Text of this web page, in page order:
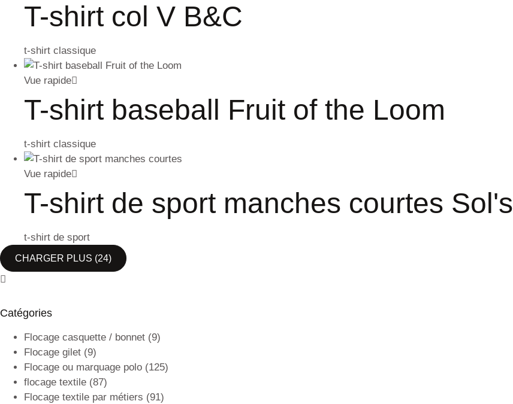
T-shirt col V B&C
t-shirt classique
Vue rapide
T-shirt baseball Fruit of the Loom
t-shirt classique
Vue rapide
T-shirt de sport manches courtes Sol's
t-shirt de sport
CHARGER PLUS (24)
Catégories
Flocage casquette / bonnet (9)
Flocage gilet (9)
Flocage ou marquage polo (125)
flocage textile (87)
Flocage textile par métiers (91)